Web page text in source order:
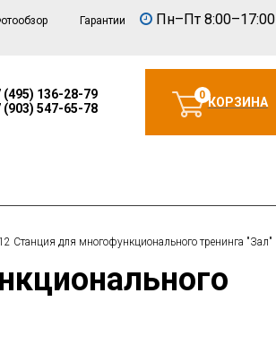
Гарантии Пн–Пт 8:00–17:00
(495) 136-28-79
(903) 547-65-78
0КОРЗИНА
Станция для многофункционального тренинга "Зал"